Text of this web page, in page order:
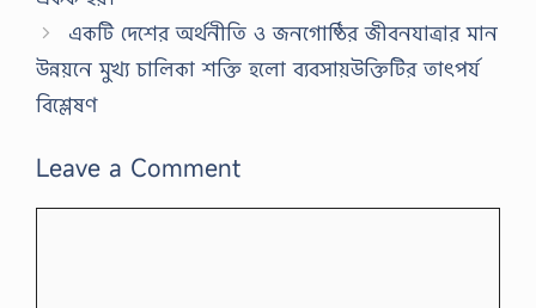
একটি দেশের অর্থনীতি ও জনগােষ্ঠির জীবনযাত্রার মান
উন্নয়নে মুখ্য চালিকা শক্তি হলাে ব্যবসায়উক্তিটির তাৎপর্য
বিশ্লেষণ
Leave a Comment